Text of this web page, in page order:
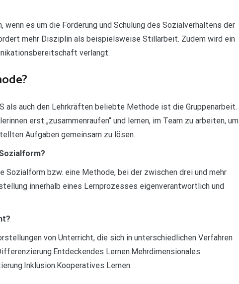
wenn es um die Förderung und Schulung des Sozialverhaltens der
mehr Disziplin als beispielsweise Stillarbeit. Zudem wird ein
verlangt.
als auch den Lehrkräften beliebte Methode ist die Gruppenarbeit.
erst „zusammenraufen“ und lernen, im Team zu arbeiten, um
Aufgaben gemeinsam zu lösen.
Sozialform bzw. eine Methode, bei der zwischen drei und mehr
innerhalb eines Lernprozesses eigenverantwortlich und
von Unterricht, die sich in unterschiedlichen Verfahren
Lernen.Mehrdimensionales
Lernen.